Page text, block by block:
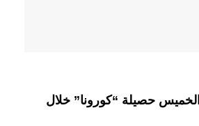
حصيلة “كورونا” خلال